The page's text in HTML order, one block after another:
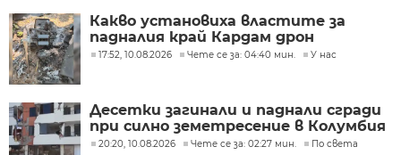
Какво установиха властите за
падналия край Кардам дрон
17:52, 10.08.2026 Чете се за: 04:40 мин. У нас
Десетки загинали и паднали сгради
при силно земетресение в Колумбия
20:20, 10.08.2026 Чете се за: 02:27 мин. По света